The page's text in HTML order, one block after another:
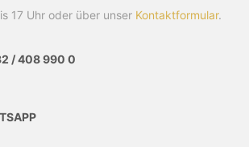
17 Uhr oder über unser Kontaktformular.
/ 408 990 0